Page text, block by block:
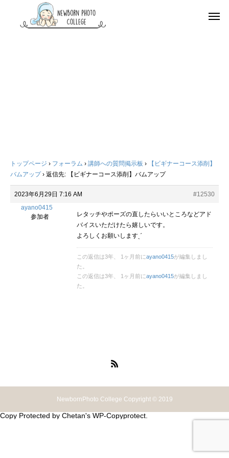
トップページ › フォーラム › 講師への質問掲示板 ›
【ビギナーコース添削】
バムアップ › 返信先: 【ビギナーコース添削】バムアップ
2023年6月29日 7:16 AM
#12530
ayano0415
参加者
レタッチやポーズの直したらいいところなどアド
バイスいただけたら嬉しいです。
よろしくお願いしますˎˊ
この返信は3年、 1ヶ月前にayano0415が編集しまし
た。
この返信は3年、 1ヶ月前にayano0415が編集しまし
た。
NewbornPhoto College Copyright © 2019
Copy Protected by Chetan's WP-Copyprotect